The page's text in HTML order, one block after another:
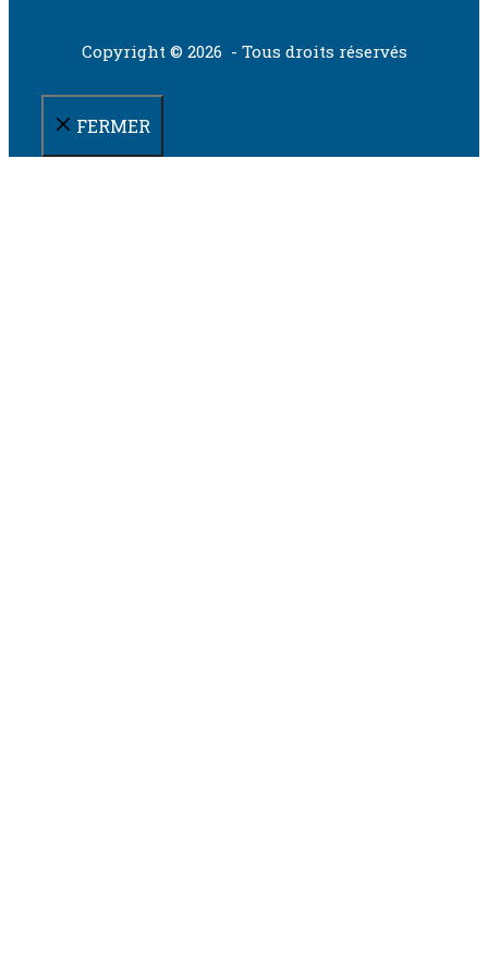
Copyright © 2026 - Tous droits réservés
FERMER